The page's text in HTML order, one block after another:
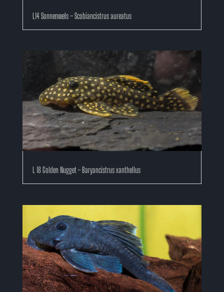
L14 Sonnenwels – Scobiancistrus aureatus
L 18 Golden Nugget – Baryancistrus xanthellus